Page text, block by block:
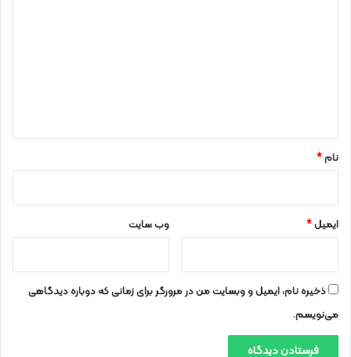
نام*
ایمیل* وب‌ سایت
ذخیره نام، ایمیل و وبسایت من در مرورگر برای زمانی که دوباره دیدگاهی
می‌نویسم.